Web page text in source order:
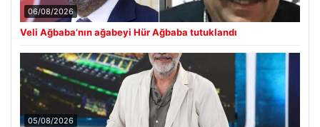
06/08/2026
Veli Ağbaba’nın ağabeyi Hür Ağbaba tutuklandı
05/08/2026